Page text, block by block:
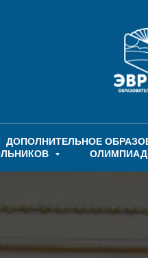
ДОПОЛНИТЕЛЬНОЕ